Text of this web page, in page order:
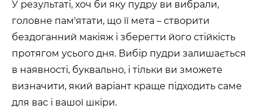
У результаті, хоч би яку пудру ви вибрали,
головне пам'ятати, що її мета – створити
бездоганний макіяж і зберегти його стійкість
протягом усього дня. Вибір пудри залишається
в наявності, буквально, і тільки ви зможете
визначити, який варіант краще підходить саме
для вас і вашої шкіри.